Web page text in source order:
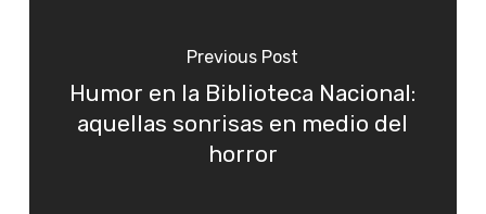
Previous Post
Humor en la Biblioteca Nacional:
aquellas sonrisas en medio del
horror